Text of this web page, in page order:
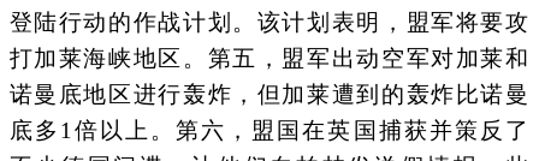
登陆行动的作战计划。该计划表明，盟军将要攻
打加莱海峡地区。第五，盟军出动空军对加莱和
诺曼底地区进行轰炸，但加莱遭到的轰炸比诺曼
底多1倍以上。第六，盟国在英国捕获并策反了